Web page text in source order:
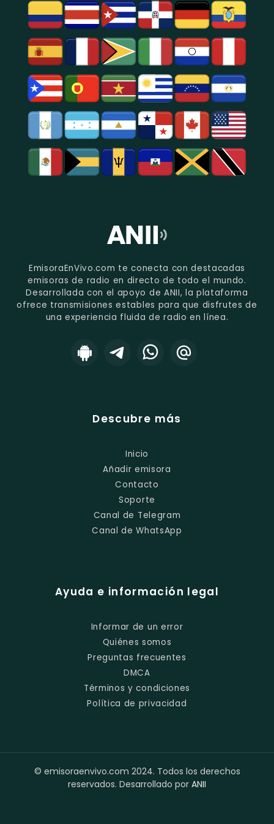
EmisoraEnVivo.com te conecta con destacadas
emisoras de radio en directo de todo el mundo.
Desarrollada con el apoyo de ANII, la plataforma
ofrece transmisiones estables para que disfrutes de
una experiencia fluida de radio en línea.
Descubre más
Inicio
Añadir emisora
Contacto
Soporte
Canal de Telegram
Canal de WhatsApp
Ayuda e información legal
Informar de un error
Quiénes somos
Preguntas frecuentes
DMCA
Términos y condiciones
Política de privacidad
© emisoraenvivo.com 2024. Todos los derechos
reservados. Desarrollado por ANII